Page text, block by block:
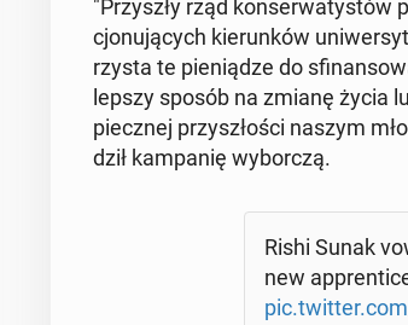
"Przy­szły rząd kon­ser­wa­ty­stów
cjo­nu­ją­cych kie­run­ków
rzy­sta te pie­nią­dze do
lep­szy sposób na zmianę życia
piecz­nej przy­szło­ści naszym
dził kam­pa­nię wy­bor­czą.
Rishi Sunak
new